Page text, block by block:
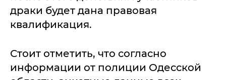
драки будет дана правовая
квалификация.
Стоит отметить, что согласно
информации от полиции Одесской